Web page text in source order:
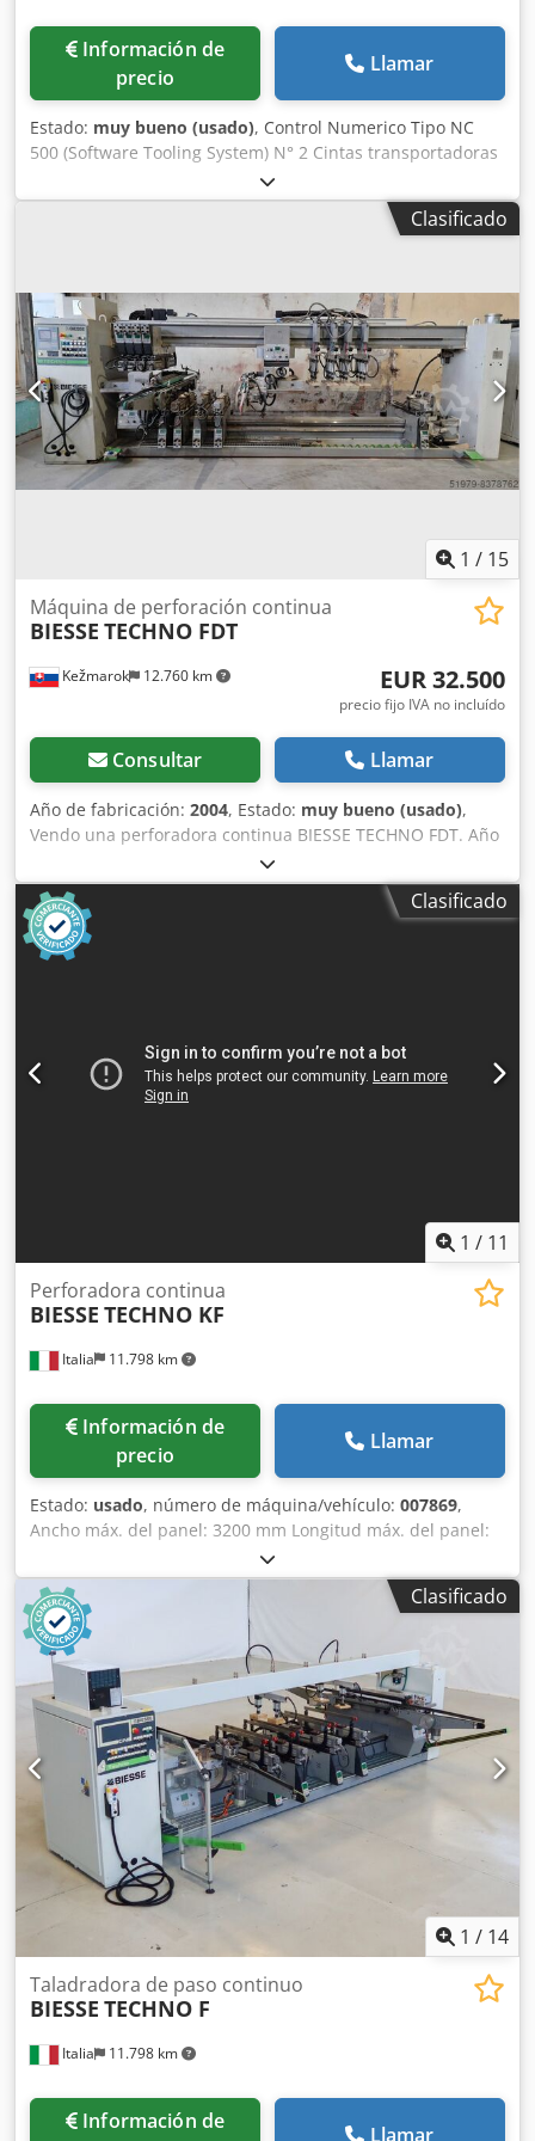
Información de
precio
Llamar
Estado: muy bueno (usado), Control Numerico Tipo NC
500 (Software Tooling System) N° 2 Cintas transportadoras
motorizadas N° 2 Grupos/Soportes horizontales N° 2
Cabezales de taladro para cada soporte horizontal
Anchura maxima de trabajo (mm) 3200 - Anchura minima
vertical inferior N° 4 Grupos/Soportes verticales superiores
N° 2 Cabezales de taladro para cada soporte vertical
superior N° 5 Prensores verticales superior N° 2 Tornillos
motorizados para evacuar los escombros/virutas
Visualisación digitale del valor (ejes) Potencia total
instalada (Kw) 72,2 El CNC controla el desplazamiento (eje
X) del soporte horizontal móvil Crsdsyvrrqjpfx Agtsf El CNC
controla el desplazamiento (eje X) de las cintas de
Clasificado
1 / 15
Kežmarok 12.760 km
Máquina de perforación continua
BIESSE TECHNO FDT
EUR 32.500
precio fijo IVA no incluído
Consultar Llamar
Año de fabricación: 2004, Estado: muy bueno (usado),
Vendo una perforadora continua BIESSE TECHNO FDT. Año
de fabricación: 2004. Superficie de trabajo: X: 215 - 32.000
mm Y: máx. 672 mm (husillo horizontal, 24 unidades con
un desplazamiento de 32 mm) Csdpfx Aoi U Apmjgtorf Z:
Altura del elemento: 9 - 65 mm Distancia mínima entre
cabezales verticales: 96 mm Configuración: 4+4 motores
trasera 4+4 motores desde arriba 4 unidades de prensas
de material desde arriba En muy buen estado. Disponible
de inmediato. Otra BIESSE TECHNO FDT con diferentes
Clasificado
1 / 11
Italia 11.798 km
Perforadora continua
BIESSE TECHNO KF
Información de
precio
Llamar
Estado: usado, número de máquina/vehículo: 007869,
Ancho máx. del panel: 3200 mm Longitud máx. del panel:
800 mm Número de unidades: 5 Crsdowimzyjpfx Agtef
Grupos horizontales laterales: sí
Clasificado
1 / 14
Italia 11.798 km
Taladradora de paso continuo
BIESSE TECHNO F
Información de
Llamar